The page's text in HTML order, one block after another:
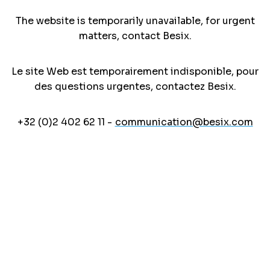
The website is temporarily unavailable, for urgent
matters, contact Besix.
Le site Web est temporairement indisponible, pour
des questions urgentes, contactez Besix.
+32 (0)2 402 62 11 - communication@besix.com